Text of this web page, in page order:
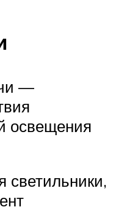
—
освещения